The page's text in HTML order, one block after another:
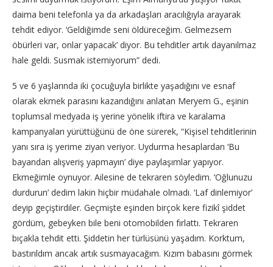
daima beni telefonla ya da arkadaşları aracılığıyla arayarak
tehdit ediyor. ‘Geldiğimde seni öldüreceğim. Gelmezsem
öbürleri var, onlar yapacak’ diyor. Bu tehditler artık dayanılmaz
hale geldi. Susmak istemiyorum” dedi.
5 ve 6 yaşlarında iki çocuğuyla birlikte yaşadığını ve esnaf
olarak ekmek parasını kazandığını anlatan Meryem G., eşinin
toplumsal medyada iş yerine yönelik iftira ve karalama
kampanyaları yürüttüğünü de öne sürerek, “Kişisel tehditlerinin
yanı sıra iş yerime ziyan veriyor. Uydurma hesaplardan ‘Bu
bayandan alışveriş yapmayın’ diye paylaşımlar yapıyor.
Ekmeğimle oynuyor. Ailesine de tekraren söyledim. ‘Oğlunuzu
durdurun’ dedim lakin hiçbir müdahale olmadı. ‘Laf dinlemiyor’
deyip geçiştirdiler. Geçmişte eşinden birçok kere fizikî şiddet
gördüm, gebeyken bile beni otomobilden fırlattı. Tekraren
bıçakla tehdit etti. Şiddetin her türlüsünü yaşadım. Korktum,
bastırıldım ancak artık susmayacağım. Kızım babasını görmek